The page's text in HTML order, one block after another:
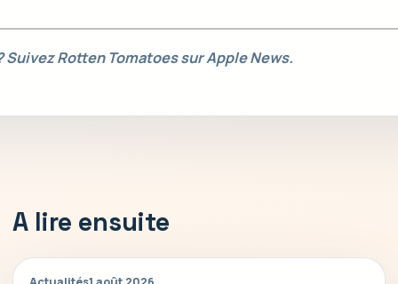
Suivez Rotten Tomatoes sur Apple News.
A lire ensuite